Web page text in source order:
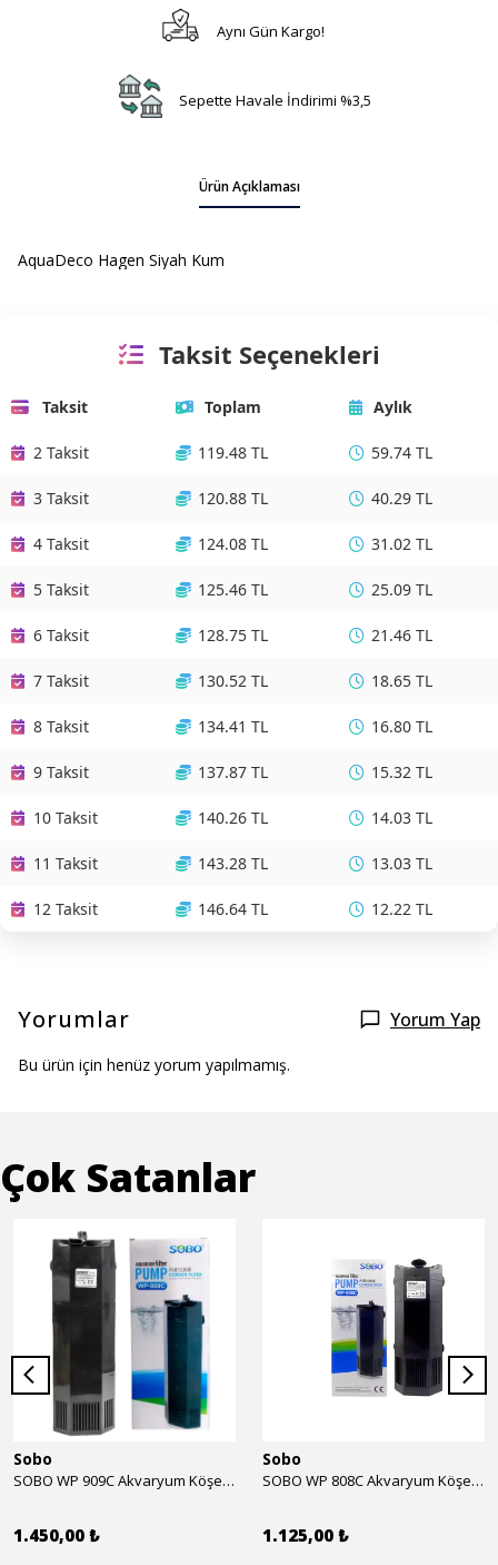
Aynı Gün Kargo!
Sepette Havale İndirimi %3,5
Ürün Açıklaması
AquaDeco Hagen Siyah Kum
Taksit Seçenekleri
Taksit Toplam Aylık
2 Taksit 119.48 TL 59.74 TL
3 Taksit 120.88 TL 40.29 TL
4 Taksit 124.08 TL 31.02 TL
5 Taksit 125.46 TL 25.09 TL
6 Taksit 128.75 TL 21.46 TL
7 Taksit 130.52 TL 18.65 TL
8 Taksit 134.41 TL 16.80 TL
9 Taksit 137.87 TL 15.32 TL
10 Taksit 140.26 TL 14.03 TL
11 Taksit 143.28 TL 13.03 TL
12 Taksit 146.64 TL 12.22 TL
Yorumlar Yorum Yap
Bu ürün için henüz yorum yapılmamış.
Çok Satanlar
Sobo
SOBO WP 909C Akvaryum Köşe İç Filtre 1600 l/h 28w
1.450,00 ₺
Sobo
SOBO WP 808C Akvaryum Köşe İç Filtre 800 l/h 15w
1.125,00 ₺